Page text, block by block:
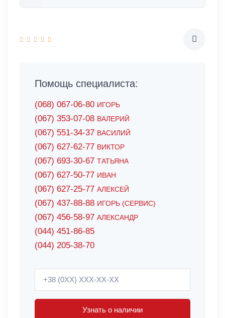
Помощь специалиста:
(068) 067-06-80 ИГОРЬ
(067) 353-07-08 ВАЛЕРИЙ
(067) 551-34-37 ВАСИЛИЙ
(067) 627-62-77 ВИКТОР
(067) 693-30-67 ТАТЬЯНА
(067) 627-50-77 ИВАН
(067) 627-25-77 АЛЕКСЕЙ
(067) 437-88-88 ИГОРЬ (СЕРВИС)
(067) 456-58-97 АЛЕКСАНДР
(044) 451-86-85
(044) 205-38-70
Узнать о наличии